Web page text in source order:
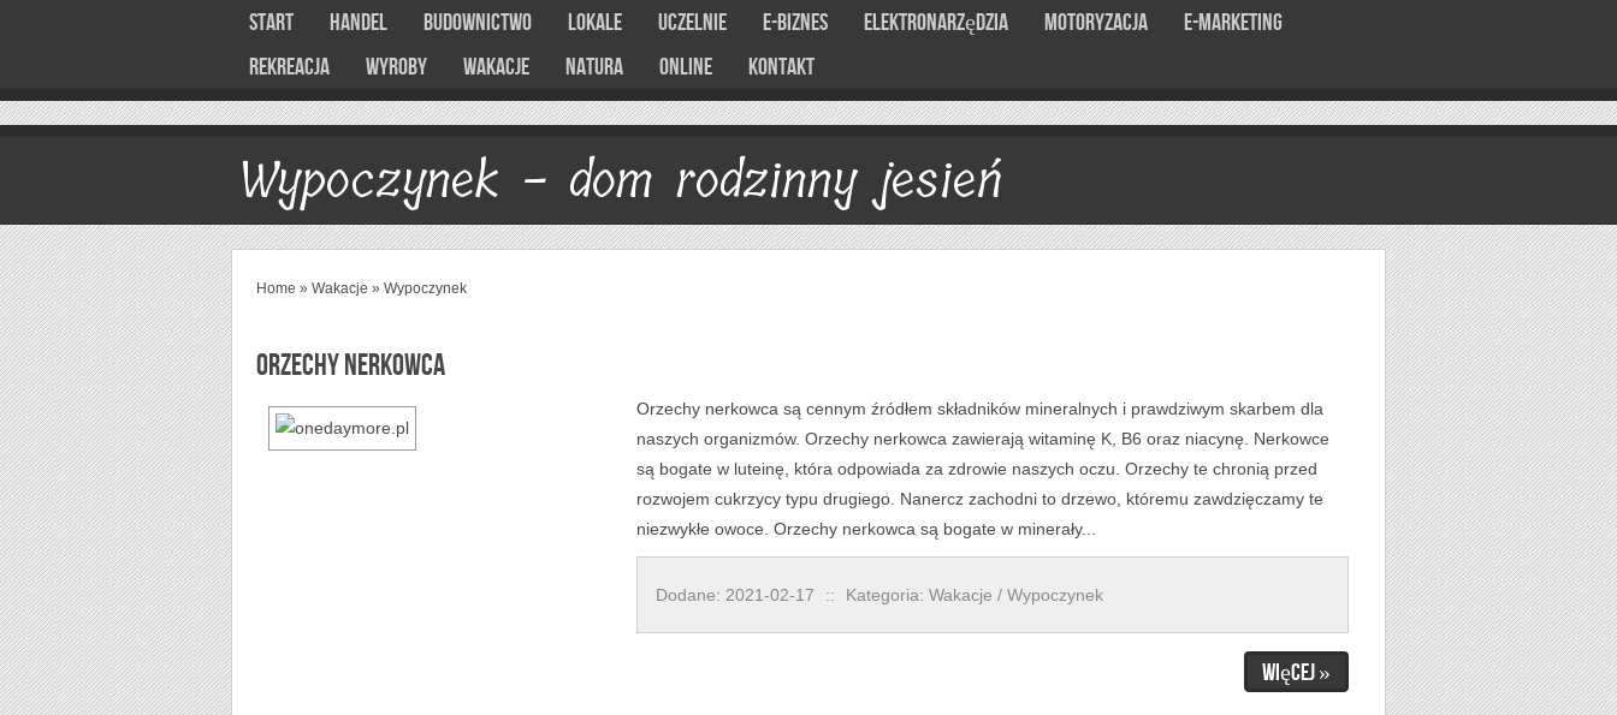
Start Handel Budownictwo Lokale Uczelnie E-Biznes Elektronarzędzia Motoryzacja
E-marketing
Rekreacja
Wyroby Wakacje Natura Online Kontakt
Wypoczynek - dom rodzinny jesień
Home » Wakacje » Wypoczynek
Orzechy nerkowca
Orzechy nerkowca są cennym źródłem składników mineralnych i prawdziwym skarbem dla
naszych organizmów. Orzechy nerkowca zawierają witaminę K, B6 oraz niacynę. Nerkowce
są bogate w luteinę, która odpowiada za zdrowie naszych oczu. Orzechy te chronią przed
rozwojem cukrzycy typu drugiego. Nanercz zachodni to drzewo, któremu zawdzięczamy te
niezwykłe owoce. Orzechy nerkowca są bogate w minerały...
Dodane: 2021-02-17 :: Kategoria: Wakacje / Wypoczynek
Więcej »